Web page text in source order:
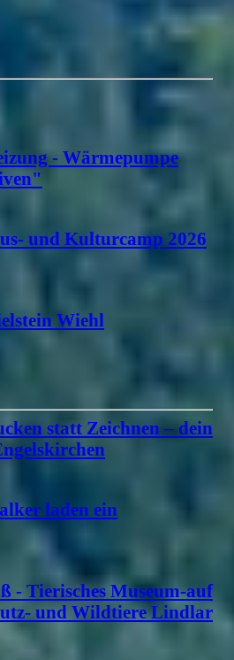
- Wärmepumpe
und Kulturcamp 2026
Wiehl
statt Zeichnen – dein
laden ein
- Tierisches Museum-auf
und Wildtiere Lindlar